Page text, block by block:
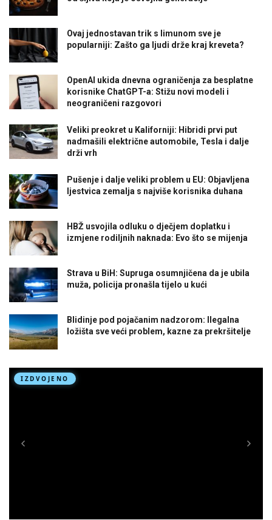
Ovaj jednostavan trik s limunom sve je
popularniji: Zašto ga ljudi drže kraj kreveta?
OpenAI ukida dnevna ograničenja za besplatne
korisnike ChatGPT-a: Stižu novi modeli i
neograničeni razgovori
Veliki preokret u Kaliforniji: Hibridi prvi put
nadmašili električne automobile, Tesla i dalje
drži vrh
Pušenje i dalje veliki problem u EU: Objavljena
ljestvica zemalja s najviše korisnika duhana
HBŽ usvojila odluku o dječjem doplatku i
izmjene rodiljnih naknada: Evo što se mijenja
Strava u BiH: Supruga osumnjičena da je ubila
muža, policija pronašla tijelo u kući
Blidinje pod pojačanim nadzorom: Ilegalna
ložišta sve veći problem, kazne za prekršitelje